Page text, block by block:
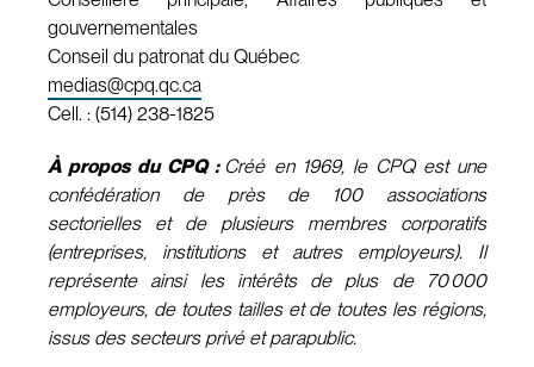
gouvernementales
Conseil du patronat du Québec
medias@cpq.qc.ca
Cell. : (514) 238-1825
À propos du CPQ :Créé en 1969, le CPQ est une
confédération de près de 100 associations
sectorielles et de plusieurs membres corporatifs
(entreprises, institutions et autres employeurs). Il
représente ainsi les intérêts de plus de 70 000
employeurs, de toutes tailles et de toutes les régions,
issus des secteurs privé et parapublic.